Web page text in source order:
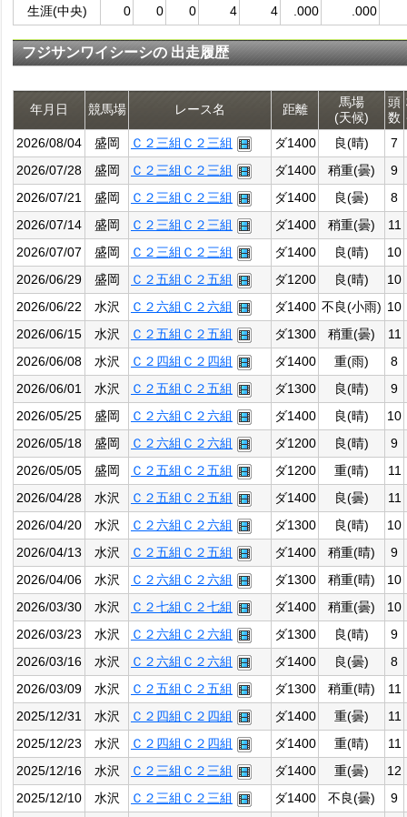
生涯(中央)
0 0 0 4 4 .000 .000
フジサンワイシーシの 出走履歴
年月日 競馬場 レース名 距離
馬場
(天候)
頭
数
2026/08/04
盛岡 Ｃ２三組Ｃ２三組 ダ1400 良(晴)
7
2026/07/28
盛岡 Ｃ２三組Ｃ２三組 ダ1400 稍重(曇)
9
2026/07/21
盛岡 Ｃ２三組Ｃ２三組 ダ1400 良(曇)
8
2026/07/14
盛岡 Ｃ２三組Ｃ２三組 ダ1400 稍重(曇)
11
2026/07/07
盛岡 Ｃ２三組Ｃ２三組 ダ1400 良(晴)
10
2026/06/29
盛岡 Ｃ２五組Ｃ２五組 ダ1200 良(晴)
10
2026/06/22
水沢 Ｃ２六組Ｃ２六組 ダ1400 不良(小雨) 10
2026/06/15
水沢 Ｃ２五組Ｃ２五組 ダ1300 稍重(曇)
11
2026/06/08
水沢 Ｃ２四組Ｃ２四組 ダ1400 重(雨)
8
2026/06/01
水沢 Ｃ２五組Ｃ２五組 ダ1300 良(晴)
9
2026/05/25
盛岡 Ｃ２六組Ｃ２六組 ダ1400 良(晴)
10
2026/05/18
盛岡 Ｃ２六組Ｃ２六組 ダ1200 良(晴)
9
2026/05/05
盛岡 Ｃ２五組Ｃ２五組 ダ1200 重(晴)
11
2026/04/28
水沢 Ｃ２五組Ｃ２五組 ダ1400 良(曇)
11
2026/04/20
水沢 Ｃ２六組Ｃ２六組 ダ1300 良(晴)
10
2026/04/13
水沢 Ｃ２五組Ｃ２五組 ダ1400 稍重(晴)
9
2026/04/06
水沢 Ｃ２六組Ｃ２六組 ダ1300 稍重(晴)
10
2026/03/30
水沢 Ｃ２七組Ｃ２七組 ダ1400 稍重(曇)
10
2026/03/23
水沢 Ｃ２六組Ｃ２六組 ダ1300 良(晴)
9
2026/03/16
水沢 Ｃ２六組Ｃ２六組 ダ1400 良(曇)
8
2026/03/09
水沢 Ｃ２五組Ｃ２五組 ダ1300 稍重(晴)
11
2025/12/31
水沢 Ｃ２四組Ｃ２四組 ダ1400 重(曇)
11
2025/12/23
水沢 Ｃ２四組Ｃ２四組 ダ1400 重(晴)
11
2025/12/16
水沢 Ｃ２三組Ｃ２三組 ダ1400 重(曇)
12
2025/12/10
水沢 Ｃ２三組Ｃ２三組 ダ1400 不良(曇)
9